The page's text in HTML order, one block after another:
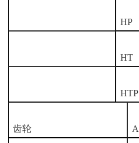
HP
HT
HTP
齿轮 A